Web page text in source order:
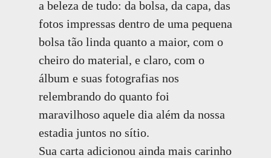
a beleza de tudo: da bolsa, da capa, das
fotos impressas dentro de uma pequena
bolsa tão linda quanto a maior, com o
cheiro do material, e claro, com o
álbum e suas fotografias nos
relembrando do quanto foi
maravilhoso aquele dia além da nossa
estadia juntos no sítio.
Sua carta adicionou ainda mais carinho